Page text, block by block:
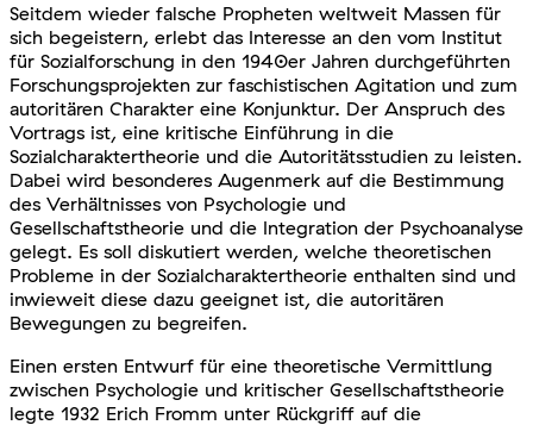
Seitdem wieder falsche Propheten weltweit Massen für
sich begeistern, erlebt das Interesse an den vom Institut
für Sozialforschung in den 1940er Jahren durchgeführten
Forschungsprojekten zur faschistischen Agitation und zum
autoritären Charakter eine Konjunktur. Der Anspruch des
Vortrags ist, eine kritische Einführung in die
Sozialcharaktertheorie und die Autoritätsstudien zu leisten.
Dabei wird besonderes Augenmerk auf die Bestimmung
des Verhältnisses von Psychologie und
Gesellschaftstheorie und die Integration der Psychoanalyse
gelegt. Es soll diskutiert werden, welche theoretischen
Probleme in der Sozialcharaktertheorie enthalten sind und
inwieweit diese dazu geeignet ist, die autoritären
Bewegungen zu begreifen.
Einen ersten Entwurf für eine theoretische Vermittlung
zwischen Psychologie und kritischer Gesellschaftstheorie
legte 1932 Erich Fromm unter Rückgriff auf die